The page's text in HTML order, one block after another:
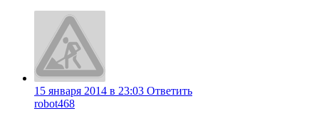
15 января 2014 в 23:03 Ответить
robot468